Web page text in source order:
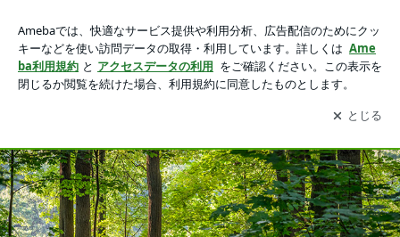
アプリをダウンロードして ブログの更新通知
を受け取りまし
ょう。
開く